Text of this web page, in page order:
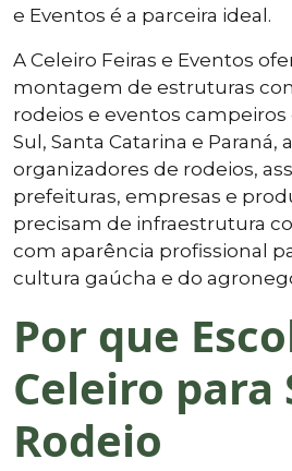
e Eventos é a parceira ideal.
A Celeiro Feiras e Eventos
montagem de estruturas
rodeios e eventos campeiros
Sul, Santa Catarina e Paraná,
organizadores de rodeios,
prefeituras, empresas e
precisam de infraestrutura
com aparência profissional
cultura gaúcha e do
Por que
Celeiro para
Rodeio